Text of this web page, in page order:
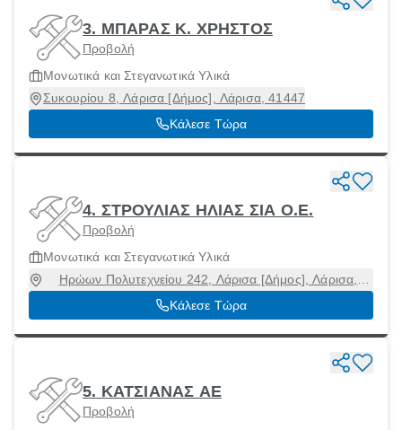
3. ΜΠΑΡΑΣ Κ. ΧΡΗΣΤΟΣ
Προβολή
Μονωτικά και Στεγανωτικά Υλικά
Συκουρίου 8, Λάρισα [Δήμος], Λάρισα, 41447
Κάλεσε Τώρα
4. ΣΤΡΟΥΛΙΑΣ ΗΛΙΑΣ ΣΙΑ Ο.Ε.
Προβολή
Μονωτικά και Στεγανωτικά Υλικά
Ηρώων Πολυτεχνείου 242, Λάρισα [Δήμος], Λάρισα,
41336
Κάλεσε Τώρα
5. ΚΑΤΣΙΑΝΑΣ ΑΕ
Προβολή